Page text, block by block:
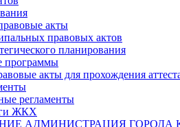
акты
правовых актов
планирования
программы
акты для прохождения
регламенты
ЖКХ
АДМИНИСТРАЦИЯ ГОРОДА